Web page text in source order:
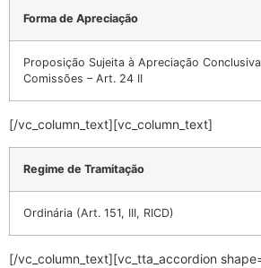
Forma de Apreciação
Proposição Sujeita à Apreciação
Comissões – Art. 24 II
[/vc_column_text][vc_column_text]
Regime de Tramitação
Ordinária (Art. 151, III, RICD)
[/vc_column_text][vc_tta_accordion